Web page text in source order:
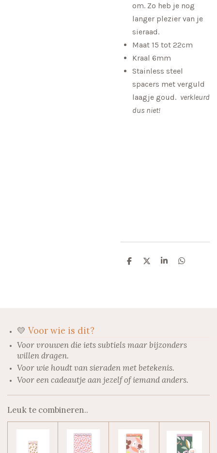
om. Zo heb je nog
langer plezier van je
sieraad.
Maat 15 tot 22cm
Kraal 6mm
Stainless steel
spacers met verguld
laagje goud. verkleurd
dus niet!
D
D
S
D
💛 Voor wie is dit?
Voor vrouwen die iets subtiels maar bijzonders
willen dragen.
Voor wie houdt van sieraden met betekenis.
Voor een cadeautje aan jezelf of iemand anders.
Leuk te combineren..